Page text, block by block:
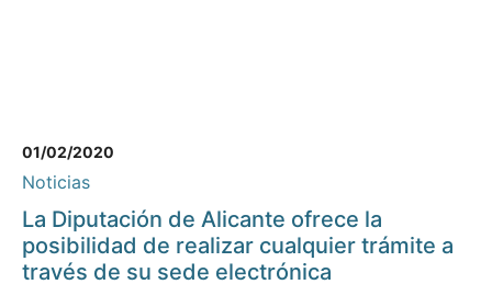
01/02/2020
Noticias
La Diputación de Alicante ofrece la
posibilidad de realizar cualquier trámite a
través de su sede electrónica